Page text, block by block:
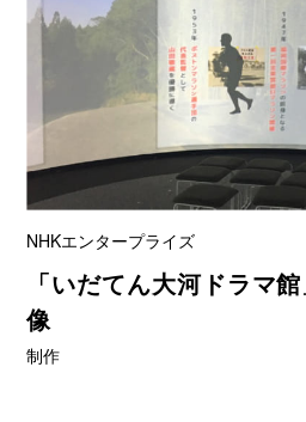
NHKエンタープライズ
「いだてん大河ドラマ
像
制作